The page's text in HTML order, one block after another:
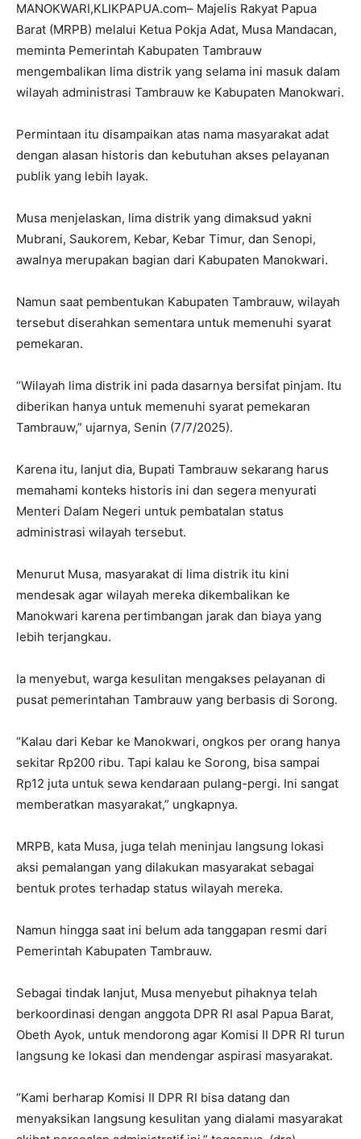
MANOKWARI,KLIKPAPUA.com– Majelis Rakyat Papua
Barat (MRPB) melalui Ketua Pokja Adat, Musa Mandacan,
meminta Pemerintah Kabupaten Tambrauw
mengembalikan lima distrik yang selama ini masuk dalam
wilayah administrasi Tambrauw ke Kabupaten Manokwari.
Permintaan itu disampaikan atas nama masyarakat adat
dengan alasan historis dan kebutuhan akses pelayanan
publik yang lebih layak.
Musa menjelaskan, lima distrik yang dimaksud yakni
Mubrani, Saukorem, Kebar, Kebar Timur, dan Senopi,
awalnya merupakan bagian dari Kabupaten Manokwari.
Namun saat pembentukan Kabupaten Tambrauw, wilayah
tersebut diserahkan sementara untuk memenuhi syarat
pemekaran.
“Wilayah lima distrik ini pada dasarnya bersifat pinjam. Itu
diberikan hanya untuk memenuhi syarat pemekaran
Tambrauw,” ujarnya, Senin (7/7/2025).
Karena itu, lanjut dia, Bupati Tambrauw sekarang harus
memahami konteks historis ini dan segera menyurati
Menteri Dalam Negeri untuk pembatalan status
administrasi wilayah tersebut.
Menurut Musa, masyarakat di lima distrik itu kini
mendesak agar wilayah mereka dikembalikan ke
Manokwari karena pertimbangan jarak dan biaya yang
lebih terjangkau.
Ia menyebut, warga kesulitan mengakses pelayanan di
pusat pemerintahan Tambrauw yang berbasis di Sorong.
“Kalau dari Kebar ke Manokwari, ongkos per orang hanya
sekitar Rp200 ribu. Tapi kalau ke Sorong, bisa sampai
Rp12 juta untuk sewa kendaraan pulang-pergi. Ini sangat
memberatkan masyarakat,” ungkapnya.
MRPB, kata Musa, juga telah meninjau langsung lokasi
aksi pemalangan yang dilakukan masyarakat sebagai
bentuk protes terhadap status wilayah mereka.
Namun hingga saat ini belum ada tanggapan resmi dari
Pemerintah Kabupaten Tambrauw.
Sebagai tindak lanjut, Musa menyebut pihaknya telah
berkoordinasi dengan anggota DPR RI asal Papua Barat,
Obeth Ayok, untuk mendorong agar Komisi II DPR RI turun
langsung ke lokasi dan mendengar aspirasi masyarakat.
“Kami berharap Komisi II DPR RI bisa datang dan
menyaksikan langsung kesulitan yang dialami masyarakat